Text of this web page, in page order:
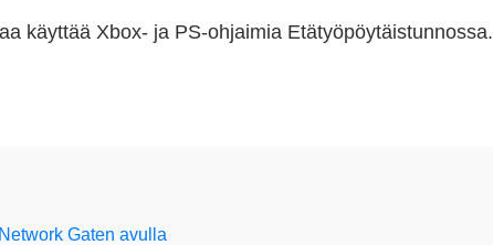
käyttää Xbox- ja PS-ohjaimia Etätyöpöytäistunnossa.
Gaten avulla